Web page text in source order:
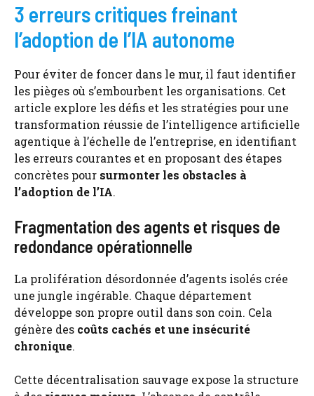
3 erreurs critiques freinant
l’adoption de l’IA autonome
Pour éviter de foncer dans le mur, il faut identifier
les pièges où s’embourbent les organisations. Cet
article explore les défis et les stratégies pour une
transformation réussie de l’intelligence artificielle
agentique à l’échelle de l’entreprise, en identifiant
les erreurs courantes et en proposant des étapes
concrètes pour surmonter les obstacles à
l’adoption de l’IA.
Fragmentation des agents et risques de
redondance opérationnelle
La prolifération désordonnée d’agents isolés crée
une jungle ingérable. Chaque département
développe son propre outil dans son coin. Cela
génère des coûts cachés et une insécurité
chronique.
Cette décentralisation sauvage expose la structure